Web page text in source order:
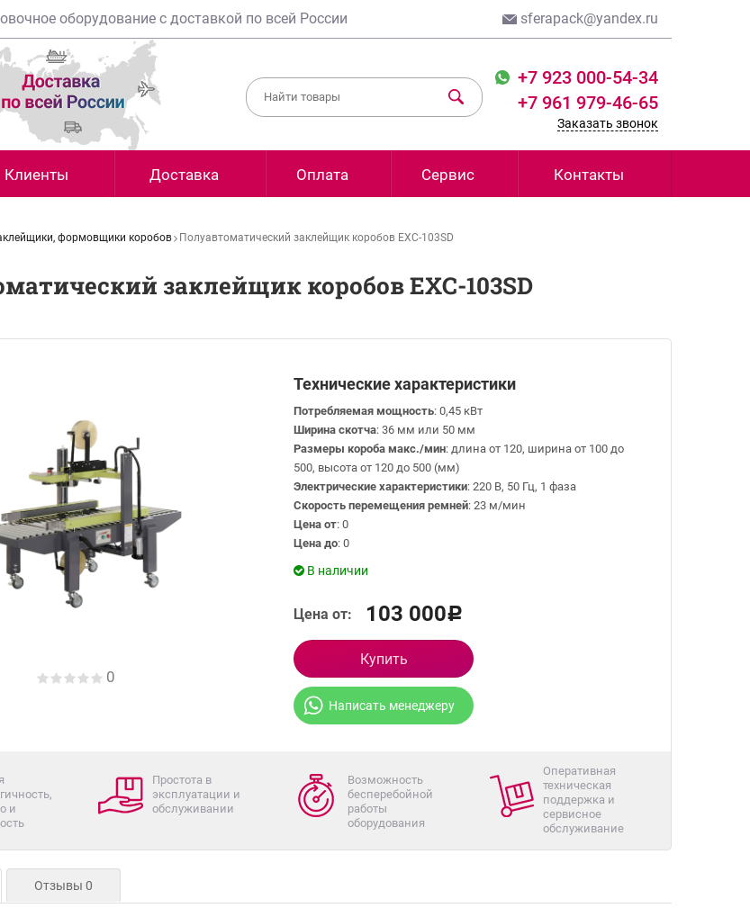
оборудование с доставкой по всей России sferapack@yandex.ru
+7 923 000-54-34
+7 961 979-46-65
Заказать звонок
Клиенты Доставка Оплата Сервис Контакты
формовщики коробов Полуавтоматический заклейщик коробов EXC-103SD
заклейщик коробов EXC-103SD
0
Технические характеристики
Потребляемая мощность: 0,45 кВт
Ширина скотча: 36 мм или 50 мм
Размеры короба макс./мин: длина от 120, ширина от 100 до
500, высота от 120 до 500 (мм)
Электрические характеристики: 220 В, 50 Гц, 1 фаза
Скорость перемещения ремней: 23 м/мин
Цена от: 0
Цена до: 0
В наличии
Цена от: 103 000Р
Купить
Написать менеджеру
и
Простота в
эксплуатации и
обслуживании
Возможность
бесперебойной
работы
оборудования
Оперативная
техническая
поддержка и
сервисное
обслуживание
Отзывы 0